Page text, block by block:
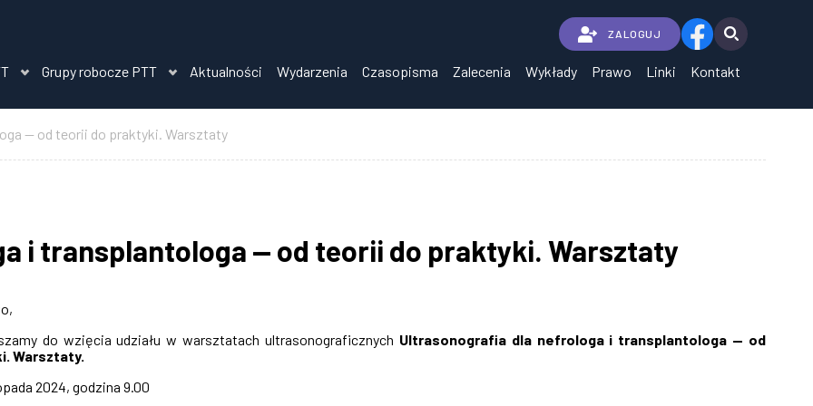
ZALOGUJ
Grupy robocze PTT Aktualności Wydarzenia Czasopisma Zalecenia Wykłady Prawo Linki Kontakt
— od teorii do praktyki. Warsztaty
i transplantologa — od teorii do praktyki. Warsztaty
do wzięcia udziału w warsztatach ultrasonograficznych Ultrasonografia dla nefrologa i transplantologa — od
Warsztaty.
2024, godzina 9.00